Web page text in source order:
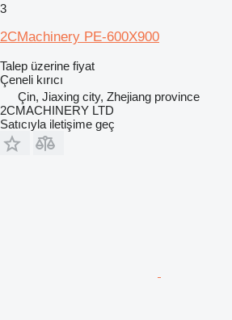
3
2CMachinery PE-600X900
Talep üzerine fiyat
Çeneli kırıcı
Çin, Jiaxing city, Zhejiang province
2CMACHINERY LTD
Satıcıyla iletişime geç